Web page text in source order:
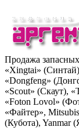
Продажа
«Xingtai»
«Dongfeng»
«Scout» (Скаут),
«Foton Lovol»
«Файтер»,
(Кубота), Yanmar